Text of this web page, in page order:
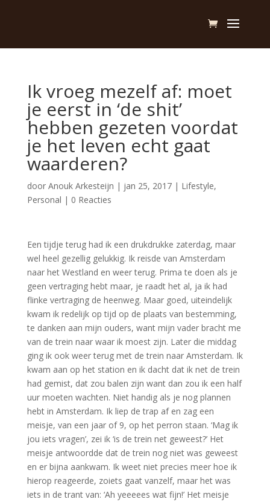
Ik vroeg mezelf af: moet
je eerst in ‘de shit’
hebben gezeten voordat
je het leven echt gaat
waarderen?
door Anouk Arkesteijn | jan 25, 2017| Lifestyle,
Personal | 0 Reacties
Een tijdje terug had ik een drukdrukke zaterdag, maar
wel heel gezellig gelukkig. Ik reisde van Amsterdam
naar het Westland en weer terug. Prima te doen als je
geen vertraging hebt maar, je raadt het al, ja ik had
flinke vertraging de heenweg. Maar goed, uiteindelijk
kwam ik redelijk op tijd op de plaats van bestemming,
te danken aan mijn ouders, want mijn vader bracht me
van de trein naar waar ik moest zijn. Later die middag
ging ik ook weer terug met de trein naar Amsterdam. Ik
kwam aan op het station en ik dacht dat ik net de trein
had gemist, dat zou balen zijn want dan zou ik een half
uur moeten wachten. Niet handig als je nog plannen
hebt in Amsterdam. Ik liep de trap af en zag een
meisje, van een jaar of 9, op het perron staan. ‘Mag ik
jou iets vragen’, zei ik ‘is de trein net geweest?’ Het
meisje antwoordde dat de trein nog niet was geweest
en er bijna aankwam. Ik weet niet precies meer hoe ik
hierop reageerde, zoiets gaat vanzelf, maar het was
iets in de trant van: ‘Ah yeeeees wat fijn!’ Het meisje